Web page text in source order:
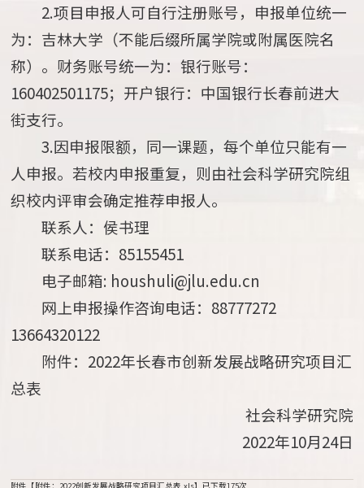
2.项目申报人可自行注册账号，申报单位统一
为：吉林大学（不能后缀所属学院或附属医院名
称）。财务账号统一为：银行账号：
160402501175；开户银行：中国银行长春前进大
街支行。
3.因申报限额，同一课题，每个单位只能有一
人申报。若校内申报重复，则由社会科学研究院组
织校内评审会确定推荐申报人。
联系人：侯书理
联系电话：85155451
电子邮箱: houshuli@jlu.edu.cn
网上申报操作咨询电话：88777272
13664320122
附件：2022年长春市创新发展战略研究项目汇
总表
社会科学研究院
2022年10月24日